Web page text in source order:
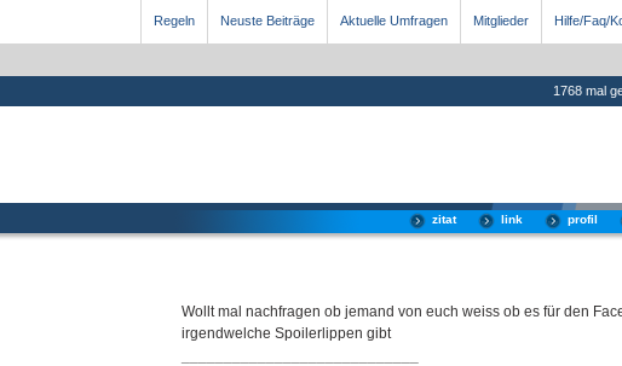
Regeln Neuste Beiträge Aktuelle Umfragen Mitglieder Hilfe/Faq/
1768 mal
profil
link
zitat
Wollt mal nachfragen ob jemand von euch weiss ob es für den
irgendwelche Spoilerlippen gibt